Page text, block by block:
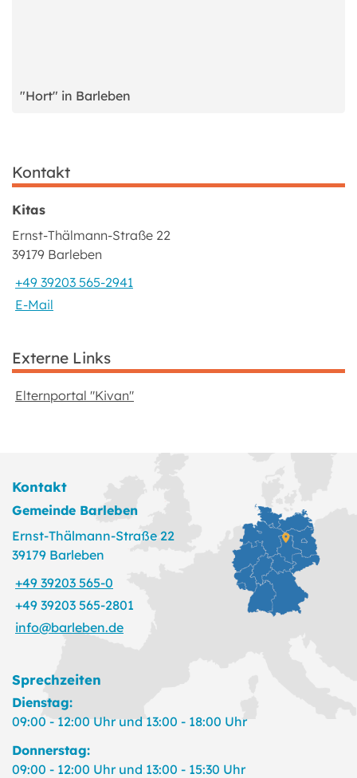
"Hort" in Barleben
Kontakt
Kitas
Ernst-Thälmann-Straße 22
39179 Barleben
+49 39203 565-2941
E-Mail
Externe Links
Elternportal "Kivan"
Kontakt
Gemeinde Barleben
Ernst-Thälmann-Straße 22
39179 Barleben
+49 39203 565-0
+49 39203 565-2801
info@barleben.de
Sprechzeiten
Dienstag:
09:00 - 12:00 Uhr und 13:00 - 18:00 Uhr
Donnerstag:
09:00 - 12:00 Uhr und 13:00 - 15:30 Uhr